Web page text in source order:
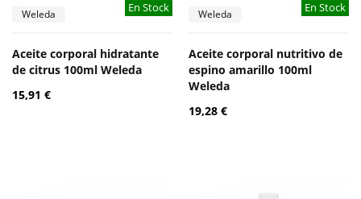
En Stock
Weleda
Aceite corporal hidratante
de citrus 100ml Weleda
15,91 €
En Stock
Weleda
Aceite corporal nutritivo de
espino amarillo 100ml
Weleda
19,28 €